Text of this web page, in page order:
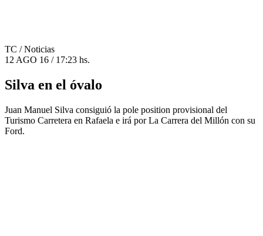
TC / Noticias
12 AGO 16 / 17:23 hs.
Silva en el óvalo
Juan Manuel Silva consiguió la pole position provisional del
Turismo Carretera en Rafaela e irá por La Carrera del Millón con su
Ford.